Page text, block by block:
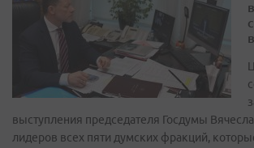
выступления председателя Госдумы
лидеров всех пяти думских фракций,